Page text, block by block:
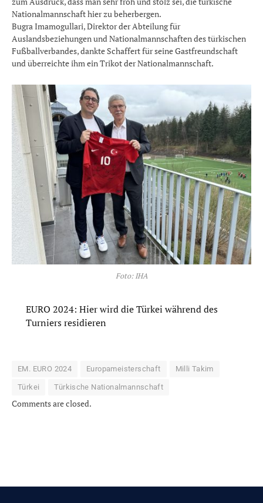
Nationalmannschaft hier zu beherbergen.
Bugra Imamogullari, Direktor der Abteilung für
Auslandsbeziehungen und Nationalmannschaften des türkischen
Fußballverbandes, dankte Schaffert für seine Gastfreundschaft
und überreichte ihm ein Trikot der Nationalmannschaft.
Foto: IHA
EURO 2024: Hier wird die Türkei während des
Turniers residieren
EM. EURO 2024 Europameisterschaft Milli Takim
Türkei Türkische Nationalmannschaft
Comments are closed.